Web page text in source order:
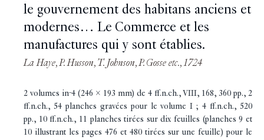
le gouvernement des habitans anciens et
modernes… Le Commerce et les
manufactures qui y sont établies.
La Haye, P. Husson, T. Johnson, P. Gosse etc., 1724
2 volumes in-4 (246 x 193 mm) de 4 ff.n.ch., VIII, 168, 360 pp., 2
ff.n.ch., 54 planches gravées pour le volume I ; 4 ff.n.ch., 520
pp., 10 ff.n.ch., 11 planches tirées sur dix feuilles (planches 9 et
10 illustrant les pages 476 et 480 tirées sur une feuille) pour le